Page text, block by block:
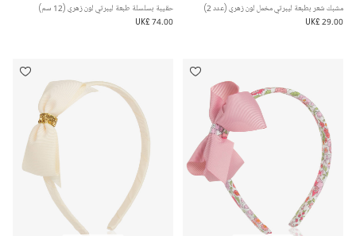
مشبك شعر بطبعة ليبرتي مخمل لون زهري (عدد 2)
UK£ 29.00
حقيبة بسلسلة طبعة ليبرتي لون زهري (12 سم)
UK£ 74.00